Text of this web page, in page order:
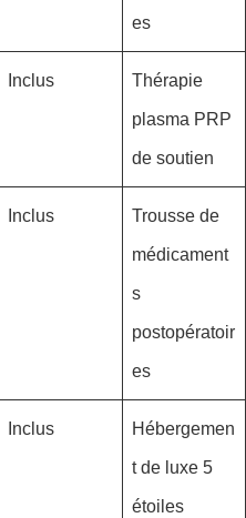
es
Thérapie
plasma PRP
de soutien
Inclus
Trousse de
médicament
s
postopératoir
es
Inclus
Hébergemen
t de luxe 5
étoiles
Inclus